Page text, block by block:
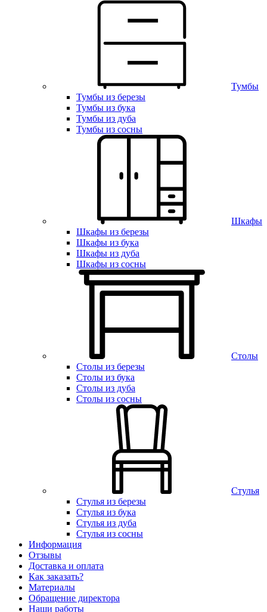
Тумбы
Тумбы из березы
Тумбы из бука
Тумбы из дуба
Тумбы из сосны
Шкафы
Шкафы из березы
Шкафы из бука
Шкафы из дуба
Шкафы из сосны
Столы
Столы из березы
Столы из бука
Столы из дуба
Столы из сосны
Стулья
Стулья из березы
Стулья из бука
Стулья из дуба
Стулья из сосны
Информация
Отзывы
Доставка и оплата
Как заказать?
Материалы
Обращение директора
Наши работы